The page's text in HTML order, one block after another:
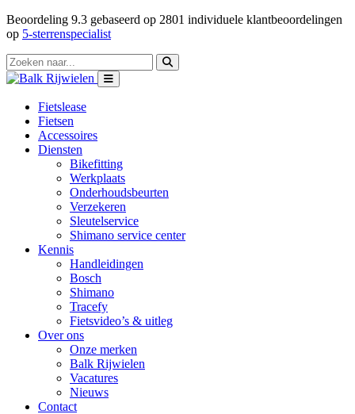
Beoordeling 9.3 gebaseerd op 2801 individuele klantbeoordelingen
op 5-sterrenspecialist
Fietslease
Fietsen
Accessoires
Diensten
Bikefitting
Werkplaats
Onderhoudsbeurten
Verzekeren
Sleutelservice
Shimano service center
Kennis
Handleidingen
Bosch
Shimano
Tracefy
Fietsvideo’s & uitleg
Over ons
Onze merken
Balk Rijwielen
Vacatures
Nieuws
Contact